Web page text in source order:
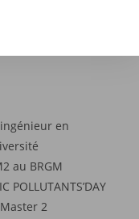
en
au BRGM
POLLUTANTS’DAY
2